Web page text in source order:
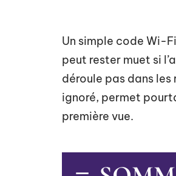
Un simple code Wi-
peut rester muet si
déroule pas dans
ignoré, permet
première vue.